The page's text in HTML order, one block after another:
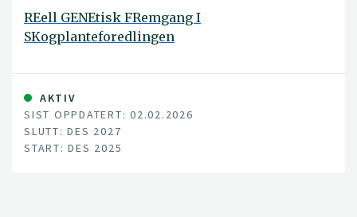
REell GENEtisk FRemgang I
SKogplanteforedlingen
AKTIV
SIST OPPDATERT: 02.02.2026
SLUTT: DES 2027
START: DES 2025